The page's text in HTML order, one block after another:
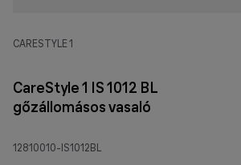
CARESTYLE 1
CareStyle 1 IS 1012 BL
gőzállomásos vasaló
12810010-IS1012BL